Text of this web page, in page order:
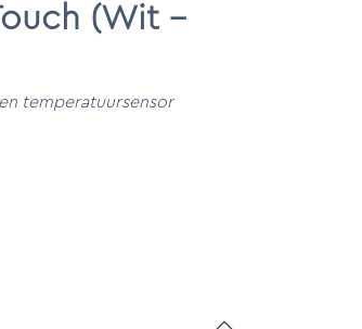
(Wit -
temperatuursensor